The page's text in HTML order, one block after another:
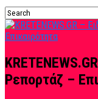
Ρεπορτάζ –